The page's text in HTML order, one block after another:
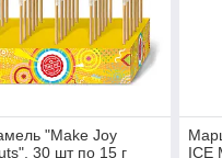
"Make Joy
30 шт по 15 г
ICE